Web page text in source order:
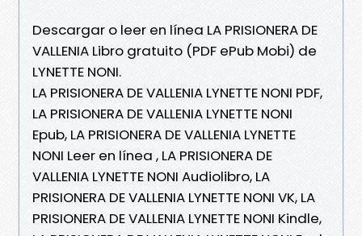
Descargar o leer en línea LA PRISIONERA DE
VALLENIA Libro gratuito (PDF ePub Mobi) de
LYNETTE NONI.
LA PRISIONERA DE VALLENIA LYNETTE NONI PDF,
LA PRISIONERA DE VALLENIA LYNETTE NONI
Epub, LA PRISIONERA DE VALLENIA LYNETTE
NONI Leer en línea , LA PRISIONERA DE
VALLENIA LYNETTE NONI Audiolibro, LA
PRISIONERA DE VALLENIA LYNETTE NONI VK, LA
PRISIONERA DE VALLENIA LYNETTE NONI Kindle,